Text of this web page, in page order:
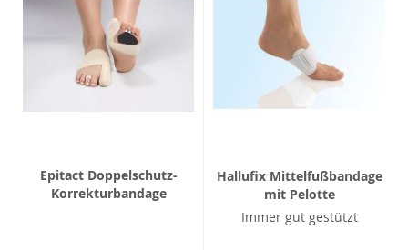
Epitact Doppelschutz-
Korrekturbandage
Hallufix Mittelfußbandage
mit Pelotte
Immer gut gestützt